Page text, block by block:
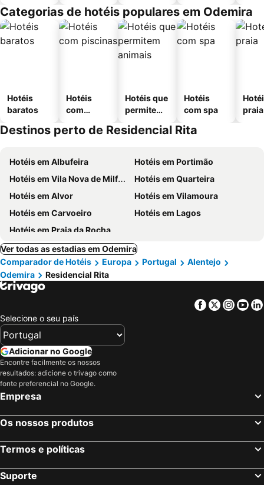
Categorias de hotéis populares em Odemira
Hotéis
baratos
Hotéis
com
Hotéis que
permitem
Hotéis
com spa
praia
Destinos perto de Residencial Rita
Hotéis em Albufeira
Hotéis em Portimão
Hotéis em Vila Nova de Milfontes
Hotéis em Quarteira
Hotéis em Alvor
Hotéis em Vilamoura
Hotéis em Carvoeiro
Hotéis em Lagos
Hotéis em Praia da Rocha
Ver todas as estadias em Odemira
Comparador de Hotéis
Europa Portugal
Alentejo
Odemira
Residencial Rita
Facebook
Twitter
Selecione o seu país
Adicionar no Google
Encontre facilmente os nossos
resultados: adicione o trivago como
fonte preferencial no Google.
Empresa
Os nossos produtos
Termos e políticas
Suporte